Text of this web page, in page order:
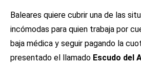
Baleares quiere cubrir una de las
incómodas para quien trabaja por
baja médica y seguir pagando la
presentado el llamado Escudo del